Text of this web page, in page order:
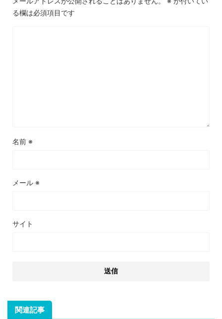
る欄は必須項目です
名前 ※
メール ※
サイト
関連記事